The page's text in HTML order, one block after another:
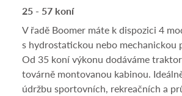
25 - 57 koní
V řadě Boomer máte k dispozici 4
s hydrostatickou nebo mechanickou
Od 35 koní výkonu dodáváme
továrně montovanou kabinou.
údržbu sportovních, rekreačních a